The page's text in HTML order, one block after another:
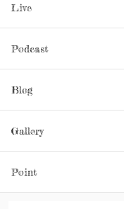
Live
Podcast
Blog
Gallery
Point